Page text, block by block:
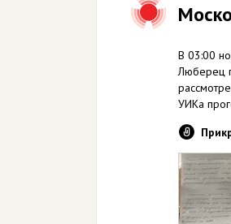
В 03:00
Люберец
УИКа